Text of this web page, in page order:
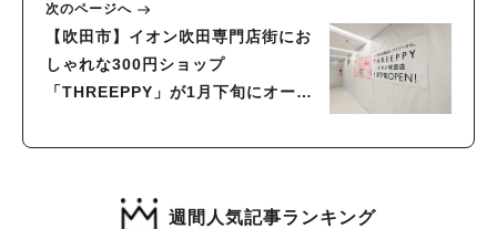
次のページへ
【吹田市】イオン吹田専門店街にお
しゃれな300円ショップ
「THREEPPY」が1月下旬にオープ
週間人気記事ランキング